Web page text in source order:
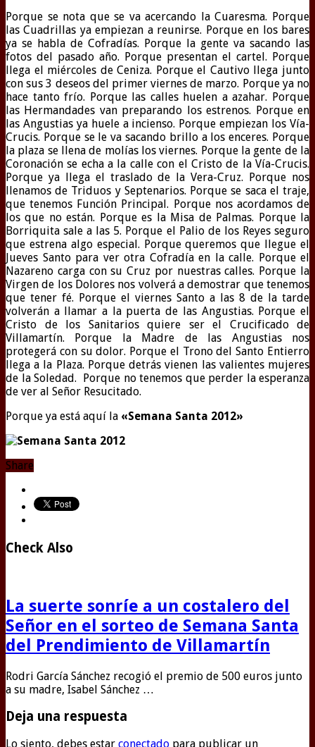
Porque se nota que se va acercando la Cuaresma. Porque
las Cuadrillas ya empiezan a reunirse. Porque en los bares
ya se habla de Cofradías. Porque la gente va sacando las
fotos del pasado año. Porque presentan el cartel. Porque
llega el miércoles de Ceniza. Porque el Cautivo llega junto
con sus 3 deseos del primer viernes de marzo. Porque ya no
hace tanto frío. Porque las calles huelen a azahar. Porque
las Hermandades van preparando los estrenos. Porque en
las Angustias ya huele a incienso. Porque empiezan los Vía-
Crucis. Porque se le va sacando brillo a los enceres. Porque
la plaza se llena de molías los viernes. Porque la gente de la
Coronación se echa a la calle con el Cristo de la Vía-Crucis.
Porque ya llega el traslado de la Vera-Cruz. Porque nos
llenamos de Triduos y Septenarios. Porque se saca el traje,
que tenemos Función Principal. Porque nos acordamos de
los que no están. Porque es la Misa de Palmas. Porque la
Borriquita sale a las 5. Porque el Palio de los Reyes seguro
que estrena algo especial. Porque queremos que llegue el
Jueves Santo para ver otra Cofradía en la calle. Porque el
Nazareno carga con su Cruz por nuestras calles. Porque la
Virgen de los Dolores nos volverá a demostrar que tenemos
que tener fé. Porque el viernes Santo a las 8 de la tarde
volverán a llamar a la puerta de las Angustias. Porque el
Cristo de los Sanitarios quiere ser el Crucificado de
Villamartín. Porque la Madre de las Angustias nos
protegerá con su dolor. Porque el Trono del Santo Entierro
llega a la Plaza. Porque detrás vienen las valientes mujeres
de la Soledad. Porque no tenemos que perder la esperanza
de ver al Señor Resucitado.
Porque ya está aquí la «Semana Santa 2012»
Share
Check Also
La suerte sonríe a un costalero del
Señor en el sorteo de Semana Santa
del Prendimiento de Villamartín
Rodri García Sánchez recogió el premio de 500 euros junto
a su madre, Isabel Sánchez …
Deja una respuesta
Lo siento, debes estar conectado para publicar un